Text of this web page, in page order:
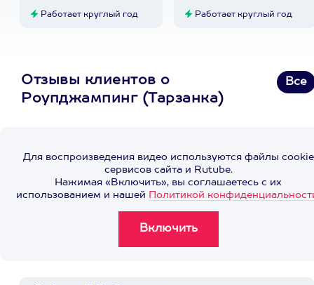
Работает круглый год Работает круглый год
Отзывы клиентов о
Роупджампинг (Тарзанка)
Все
Для воспроизведения видео используются файлы cookie
сервисов сайта и Rutube.
Нажимая «Включить», вы соглашаетесь с их
использованием и нашей Политикой